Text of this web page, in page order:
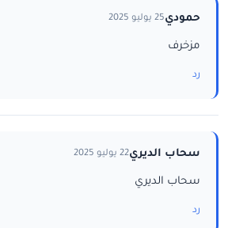
حمودي25 يوليو 2025
مزخرف
رد
سحاب الديري22 يوليو 2025
سحاب الديري
رد